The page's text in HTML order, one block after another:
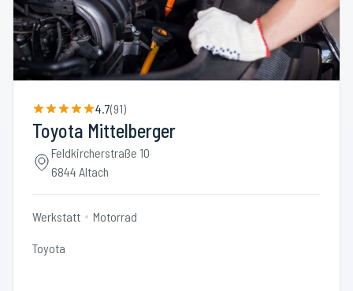
4.7(91)
Toyota Mittelberger
Feldkircherstraße 10
6844 Altach
Werkstatt Motorrad
Toyota